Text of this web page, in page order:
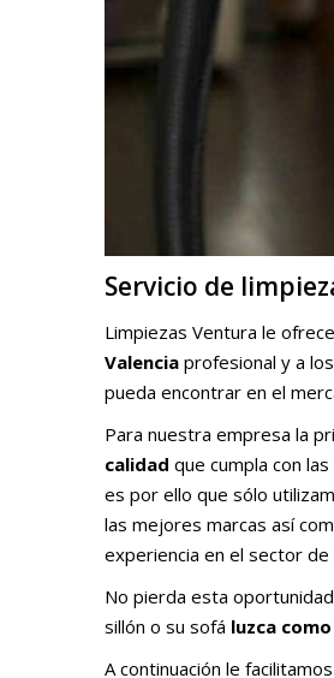
Servicio de
Limpiezas Ventura le
Valencia profesional y a
pueda encontrar en el
Para nuestra empresa la
calidad que cumpla con
es por ello que sólo
las mejores marcas así
experiencia en el sector
No pierda esta
sillón o su sofá luzca
A continuación le